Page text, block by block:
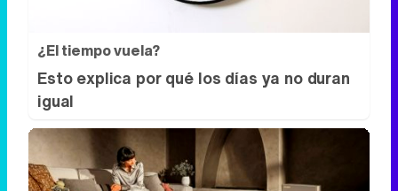
¿El tiempo vuela?
Esto explica por qué los días ya no duran
igual